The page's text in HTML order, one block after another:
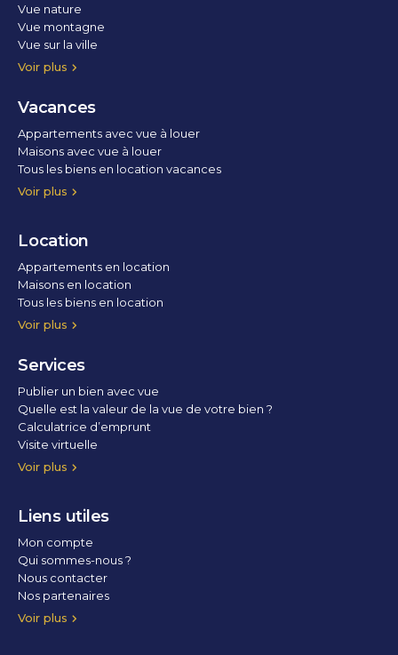
Voir plus
Vue nature
Vue montagne
Vue sur la ville
Vue parc
Vue fleuve
Vue lac
Vue marina / port
Vacances
Voir plus
Appartements avec vue à louer
Maisons avec vue à louer
Tous les biens en location vacances
Location
Voir plus
Appartements en location
Maisons en location
Tous les biens en location
Services
Voir plus
Publier un bien avec vue
Quelle est la valeur de la vue de votre bien ?
Calculatrice d’emprunt
Visite virtuelle
Home staging
Liens utiles
Voir plus
Mon compte
Qui sommes-nous ?
Nous contacter
Nos partenaires
Conditions Générales d’Utilisation
Politique de confidentialité
Politique des cookies